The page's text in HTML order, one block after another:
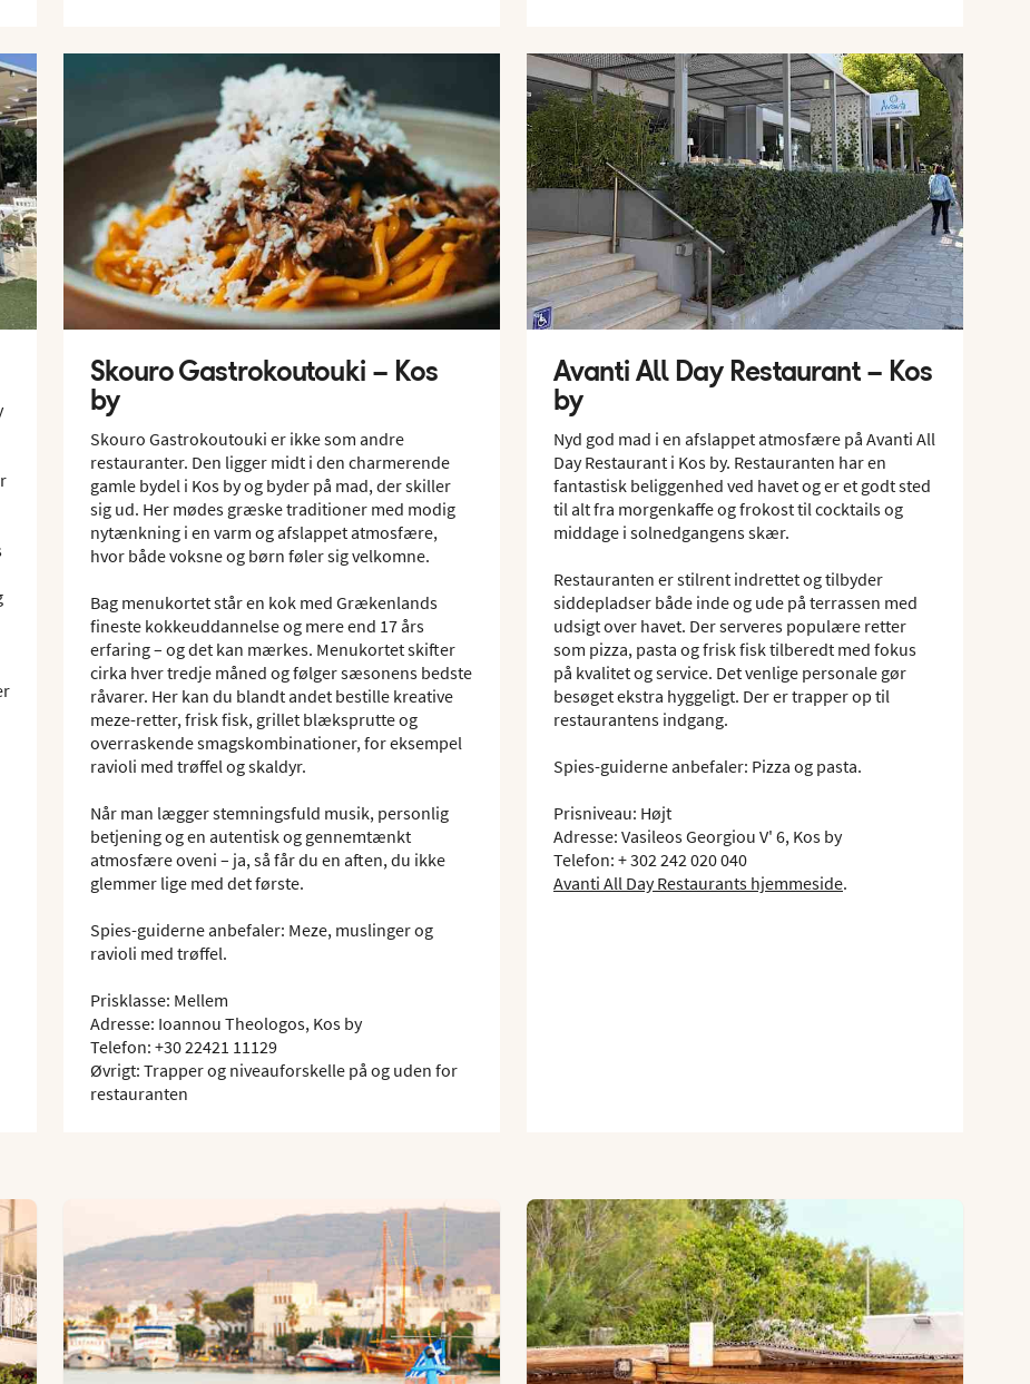
Skouro Gastrokoutouki – Kos
by
Skouro Gastrokoutouki er ikke som andre
restauranter. Den ligger midt i den charmerende
gamle bydel i Kos by og byder på mad, der skiller
sig ud. Her mødes græske traditioner med modig
nytænkning i en varm og afslappet atmosfære,
hvor både voksne og børn føler sig velkomne.
Bag menukortet står en kok med Grækenlands
fineste kokkeuddannelse og mere end 17 års
erfaring – og det kan mærkes. Menukortet skifter
cirka hver tredje måned og følger sæsonens bedste
råvarer. Her kan du blandt andet bestille kreative
meze-retter, frisk fisk, grillet blæksprutte og
overraskende smagskombinationer, for eksempel
ravioli med trøffel og skaldyr.
Når man lægger stemningsfuld musik, personlig
betjening og en autentisk og gennemtænkt
atmosfære oveni – ja, så får du en aften, du ikke
glemmer lige med det første.
Spies-guiderne anbefaler: Meze, muslinger og
ravioli med trøffel.
Prisklasse: Mellem
Adresse: Ioannou Theologos, Kos by
Telefon: +30 22421 11129
Øvrigt: Trapper og niveauforskelle på og uden for
restauranten
Avanti All Day Restaurant – Kos
by
Nyd god mad i en afslappet atmosfære på Avanti All
Day Restaurant i Kos by. Restauranten har en
fantastisk beliggenhed ved havet og er et godt sted
til alt fra morgenkaffe og frokost til cocktails og
middage i solnedgangens skær.
Restauranten er stilrent indrettet og tilbyder
siddepladser både inde og ude på terrassen med
udsigt over havet. Der serveres populære retter
som pizza, pasta og frisk fisk tilberedt med fokus
på kvalitet og service. Det venlige personale gør
besøget ekstra hyggeligt. Der er trapper op til
restaurantens indgang.
Spies-guiderne anbefaler: Pizza og pasta.
Prisniveau: Højt
Adresse: Vasileos Georgiou V' 6, Kos by
Telefon: + 302 242 020 040
Avanti All Day Restaurants hjemmeside.